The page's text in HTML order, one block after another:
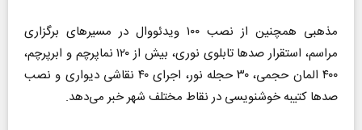
مذهبی همچنین از نصب ۱۰۰ ویدئووال در مسیر‌های برگزاری
مراسم، استقرار صد‌ها تابلوی نوری، بیش از ۱۲۰ نماپرچم و ابرپرچم،
۴۰۰ المان حجمی، ۳۰ حجله نور، اجرای ۴۰ نقاشی دیواری و نصب
صد‌ها کتیبه خوشنویسی در نقاط مختلف شهر خبر می‌دهد.